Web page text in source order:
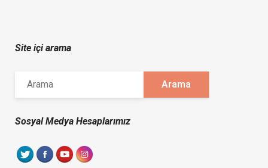
Site içi arama
Sosyal Medya Hesaplarımız